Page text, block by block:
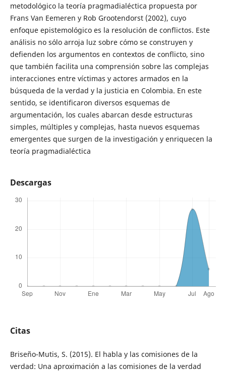
metodológico la teoría pragmadialéctica propuesta por
Frans Van Eemeren y Rob Grootendorst (2002), cuyo
enfoque epistemológico es la resolución de conflictos. Este
análisis no sólo arroja luz sobre cómo se construyen y
defienden los argumentos en contextos de conflicto, sino
que también facilita una comprensión sobre las complejas
interacciones entre víctimas y actores armados en la
búsqueda de la verdad y la justicia en Colombia. En este
sentido, se identificaron diversos esquemas de
argumentación, los cuales abarcan desde estructuras
simples, múltiples y complejas, hasta nuevos esquemas
emergentes que surgen de la investigación y enriquecen la
teoría pragmadialéctica
Descargas
Citas
Briseño-Mutis, S. (2015). El habla y las comisiones de la
verdad: Una aproximación a las comisiones de la verdad